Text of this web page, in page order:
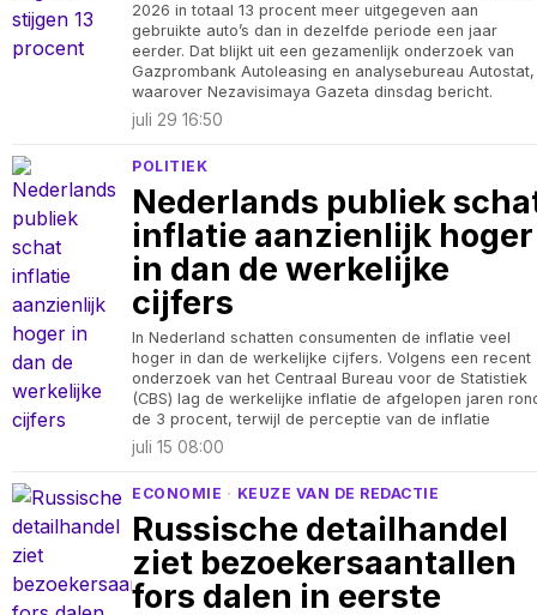
2026 in totaal 13 procent meer uitgegeven aan
gebruikte auto’s dan in dezelfde periode een jaar
eerder. Dat blijkt uit een gezamenlijk onderzoek van
Gazprombank Autoleasing en analysebureau Autostat,
waarover Nezavisimaya Gazeta dinsdag bericht.
juli 29 16:50
POLITIEK
Nederlands publiek
inflatie aanzienlijk hoger
in dan de werkelijke
cijfers
In Nederland schatten consumenten de inflatie veel
hoger in dan de werkelijke cijfers. Volgens een recent
onderzoek van het Centraal Bureau voor de Statistiek
(CBS) lag de werkelijke inflatie de afgelopen jaren
de 3 procent, terwijl de perceptie van de inflatie
juli 15 08:00
ECONOMIE · KEUZE VAN DE REDACTIE
Russische detailhandel
ziet bezoekersaantallen
fors dalen in eerste